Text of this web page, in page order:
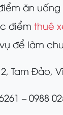
ăn
điểm thuê
để làm
Tam Đảo,
– 0988